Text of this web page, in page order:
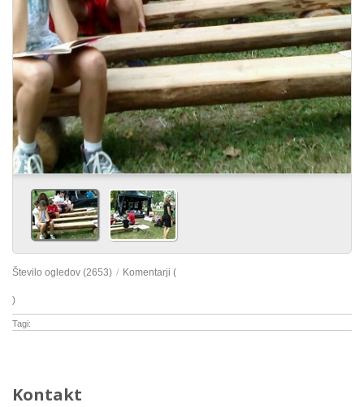
Število ogledov (2653) / Komentarji (
)
Tagi:
Kontakt